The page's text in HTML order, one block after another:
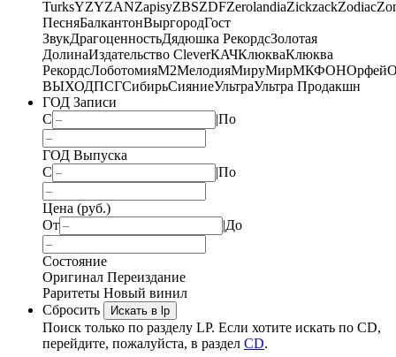
TurksYZYZANZapisyZBSZDFZerolandiaZickzackZodiac
ПесняБалкантонВыргородГост
ЗвукДрагоценностьДядюшка РекордсЗолотая
ДолинаИздательство CleverКАЧКлюкваКлюква
РекордсЛоботомияМ2МелодияМируМирМКФОНОрфей
ВЫХОДПСГСибирьСияниеУльтраУльтра Продакшн
ГОД Записи
С
|По
ГОД Выпуска
С
|По
Цена (руб.)
От
|До
Состояние
Оригинал Переиздание
Раритеты Новый винил
Сбросить
Искать в lp
Поиск только по разделу LP. Если хотите искать по CD,
перейдите, пожалуйста, в раздел CD.